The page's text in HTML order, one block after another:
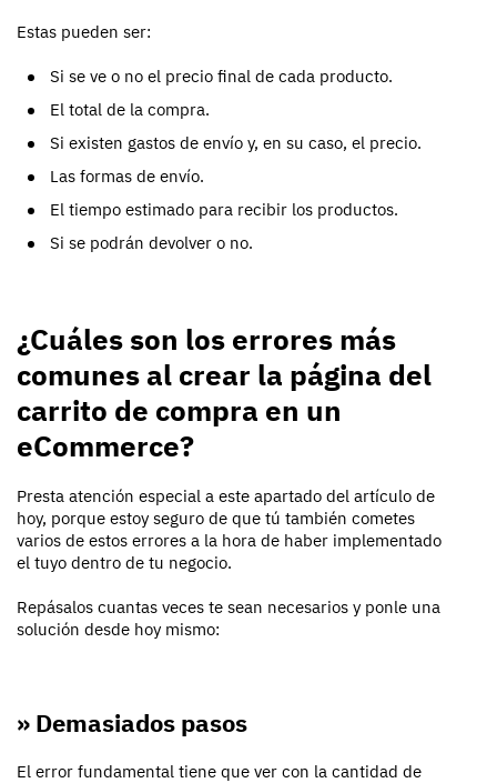
Estas pueden ser:
Si se ve o no el precio final de cada producto.
El total de la compra.
Si existen gastos de envío y, en su caso, el precio.
Las formas de envío.
El tiempo estimado para recibir los productos.
Si se podrán devolver o no.
¿Cuáles son los errores más
comunes al crear la página del
carrito de compra en un
eCommerce​?
Presta atención especial a este apartado del artículo de
hoy, porque estoy seguro de que tú también cometes
varios de estos errores a la hora de haber implementado
el tuyo dentro de tu negocio.
Repásalos cuantas veces te sean necesarios y ponle una
solución desde hoy mismo:
» Demasiados pasos
El error fundamental tiene que ver con la cantidad de